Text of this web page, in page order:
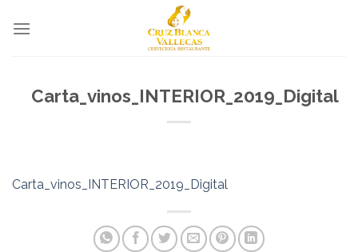
Carta_vinos_INTERIOR_2019_Digital
Carta_vinos_INTERIOR_2019_Digital